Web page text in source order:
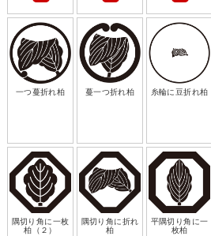
一つ蔓折れ柏 蔓一つ折れ柏 糸輪に豆折れ柏
隅切り角に一枚
柏（２）
隅切り角に折れ
柏
平隅切り角に一
枚柏